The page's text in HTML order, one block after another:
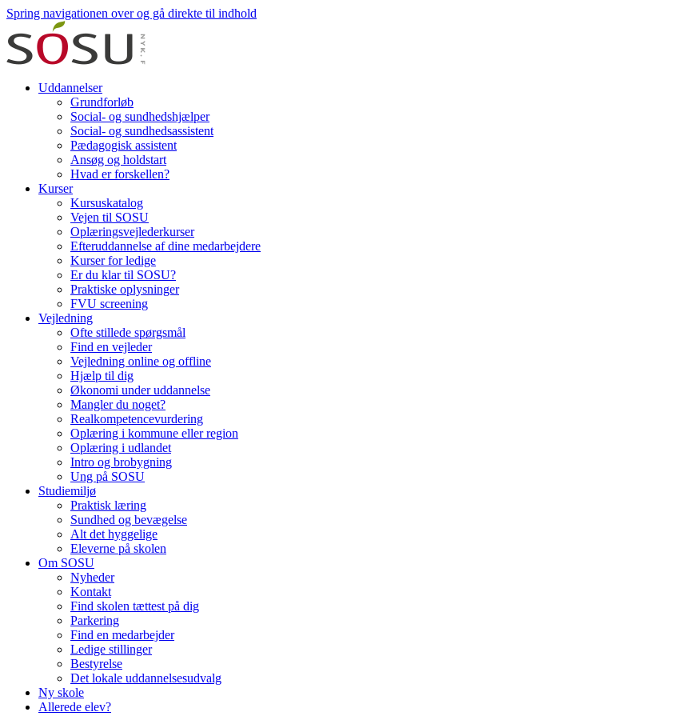
Spring navigationen over og gå direkte til indhold
Uddannelser
Grundforløb
Social- og sundhedshjælper
Social- og sundhedsassistent
Pædagogisk assistent
Ansøg og holdstart
Hvad er forskellen?
Kurser
Kursuskatalog
Vejen til SOSU
Oplæringsvejlederkurser
Efteruddannelse af dine medarbejdere
Kurser for ledige
Er du klar til SOSU?
Praktiske oplysninger
FVU screening
Vejledning
Ofte stillede spørgsmål
Find en vejleder
Vejledning online og offline
Hjælp til dig
Økonomi under uddannelse
Mangler du noget?
Realkompetencevurdering
Oplæring i kommune eller region
Oplæring i udlandet
Intro og brobygning
Ung på SOSU
Studiemiljø
Praktisk læring
Sundhed og bevægelse
Alt det hyggelige
Eleverne på skolen
Om SOSU
Nyheder
Kontakt
Find skolen tættest på dig
Parkering
Find en medarbejder
Ledige stillinger
Bestyrelse
Det lokale uddannelsesudvalg
Ny skole
Allerede elev?